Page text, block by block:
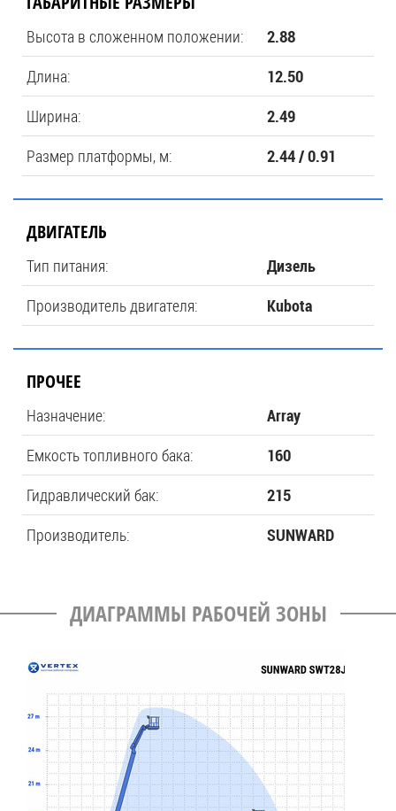
Высота в сложенном положении: 2.88
Длина: 12.50
Ширина: 2.49
Размер платформы, м: 2.44 / 0.91
ДВИГАТЕЛЬ
Тип питания: Дизель
Производитель двигателя: Kubota
ПРОЧЕЕ
Назначение: Array
Емкость топливного бака: 160
Гидравлический бак: 215
Производитель: SUNWARD
ДИАГРАММЫ РАБОЧЕЙ ЗОНЫ